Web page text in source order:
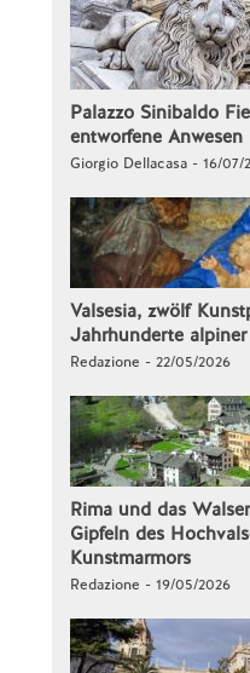
Palazzo Sinibaldo
entworfene
Giorgio Dellacasa - 16/07/
Valsesia, zwölf
Jahrhunderte
Redazione - 22/05/2026
Rima und das
Gipfeln des
Kunstmarmors
Redazione - 19/05/2026